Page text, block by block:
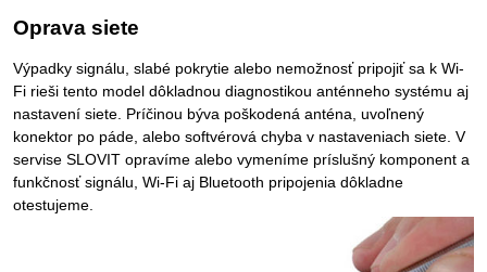
Oprava siete
Výpadky signálu, slabé pokrytie alebo nemožnosť pripojiť sa k Wi-
Fi rieši tento model dôkladnou diagnostikou anténneho systému aj
nastavení siete. Príčinou býva poškodená anténa, uvoľnený
konektor po páde, alebo softvérová chyba v nastaveniach siete. V
servise SLOVIT opravíme alebo vymeníme príslušný komponent a
funkčnosť signálu, Wi-Fi aj Bluetooth pripojenia dôkladne
otestujeme.